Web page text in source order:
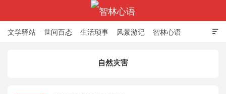

文学驿站 世间百态 生活琐事 风景游记 智林心语
自然灾害